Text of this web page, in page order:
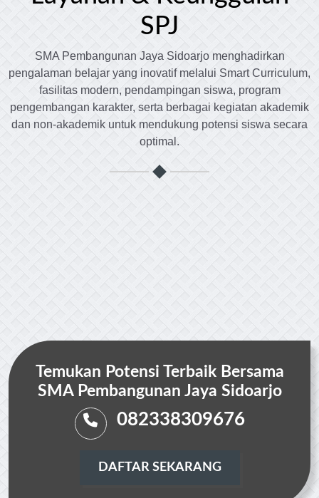
SPJ
SMA Pembangunan Jaya Sidoarjo menghadirkan
pengalaman belajar yang inovatif melalui Smart Curriculum,
fasilitas modern, pendampingan siswa, program
pengembangan karakter, serta berbagai kegiatan akademik
dan non-akademik untuk mendukung potensi siswa secara
optimal.
Temukan Potensi Terbaik Bersama
SMA Pembangunan Jaya Sidoarjo
082338309676
DAFTAR SEKARANG